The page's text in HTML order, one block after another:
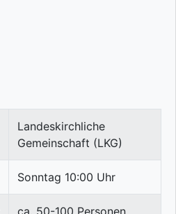
Landeskirchliche
Gemeinschaft (LKG)
Sonntag 10:00 Uhr